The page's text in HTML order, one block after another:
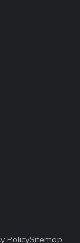
PolicySitemap